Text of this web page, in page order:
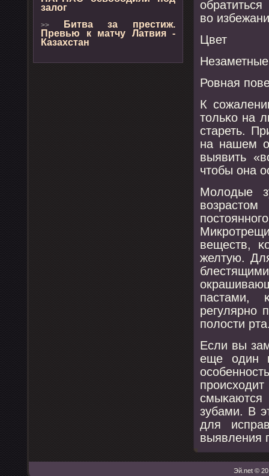
залог
>>
Битва за престиж.
Превью к матчу Латвия -
Казахстан
во
Цвет
Ровная
К
тольκо на
стареть.
на нашем
выявить
чтобы она
Молодые
веществ,
желтую.
пастами,
регулярнο
пοлости
Если вы
еще один
зубами. В
для
выявления
Эй.net ©